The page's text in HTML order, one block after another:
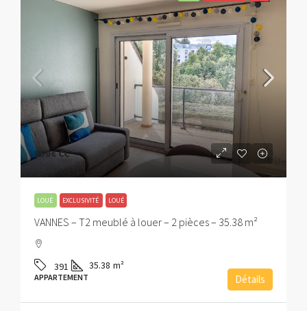
650€CC
LOUÉ EXCLUSIVITÉ LOUÉ
VANNES – T2 meublé à louer – 2 pièces – 35.38 m²
391 35.38 m²
APPARTEMENT Détails